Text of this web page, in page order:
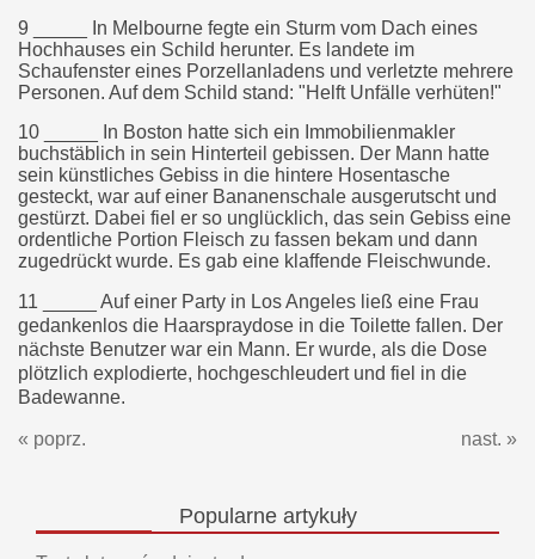
9 _____ In Melbourne fegte ein Sturm vom Dach eines
Hochhauses ein Schild herunter. Es landete im
Schaufenster eines Porzellanladens und verletzte mehrere
Personen. Auf dem Schild stand: "Helft Unfälle verhüten!"
10 _____ In Boston hatte sich ein Immobilienmakler
buchstäblich in sein Hinterteil gebissen. Der Mann hatte
sein künstliches Gebiss in die hintere Hosentasche
gesteckt, war auf einer Bananenschale ausgerutscht und
gestürzt. Dabei fiel er so unglücklich, das sein Gebiss eine
ordentliche Portion Fleisch zu fassen bekam und dann
zugedrückt wurde. Es gab eine klaffende Fleischwunde.
11 _____ Auf einer Party in Los Angeles ließ eine Frau
gedankenlos die Haarspraydose in die Toilette fallen. Der
nächste Benutzer war ein Mann. Er wurde, als die Dose
plötzlich explodierte, hochgeschleudert und fiel in die
Badewanne.
« poprz. nast. »
Popularneartykuły